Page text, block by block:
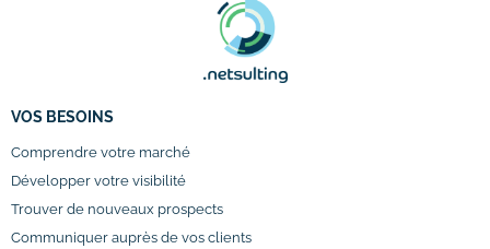
VOS BESOINS
Comprendre votre marché
Développer votre visibilité
Trouver de nouveaux prospects
Communiquer auprès de vos clients